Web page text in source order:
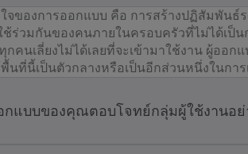
จของการออกแบบ คือ การสร้างปฏิสัมพัน
ร่วมกันของคนภายในครอบครัวที่ไม่ได้เป็
คนเลี่ยงไม่ได้เลยที่จะเข้ามาใช้งาน ผู้ออ
นที่นี้เป็นตัวกลางหรือเป็นอีกส่วนหนึ่งในก
กแบบของคุณตอบโจทย์กลุ่มผู้ใช้งานอย่